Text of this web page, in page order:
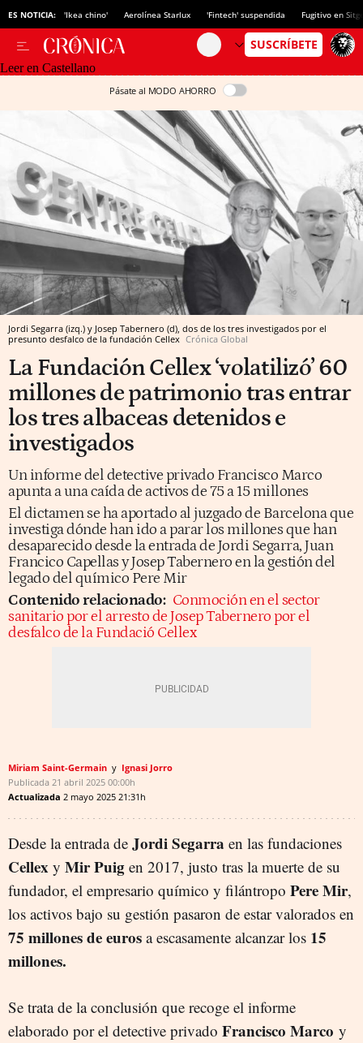
ES NOTICIA: 'Ikea chino' Aerolínea Starlux 'Fintech' suspendida Fugitivo en
Leer en Castellano
Pásate al MODO AHORRO
Jordi Segarra (izq.) y Josep Tabernero (d), dos de los tres investigados por el
presunto desfalco de la fundación Cellex Crónica Global
La Fundación Cellex ‘volatilizó’ 60
millones de patrimonio tras entrar
los tres albaceas detenidos e
investigados
Un informe del detective privado Francisco Marco
apunta a una caída de activos de 75 a 15 millones
El dictamen se ha aportado al juzgado de Barcelona que
investiga dónde han ido a parar los millones que han
desaparecido desde la entrada de Jordi Segarra, Juan
Francico Capellas y Josep Tabernero en la gestión del
legado del químico Pere Mir
Contenido relacionado: Conmoción en el sector
sanitario por el arresto de Josep Tabernero por el
desfalco de la Fundació Cellex
Miriam Saint-Germain
Ignasi Jorro
Publicada 21 abril 2025 00:00h
Actualizada 2 mayo 2025 21:31h
Desde la entrada de Jordi Segarra en las fundaciones
Cellex y Mir Puig en 2017, justo tras la muerte de su
fundador, el empresario químico y filántropo Pere Mir,
los activos bajo su gestión pasaron de estar valorados en
75 millones de euros a escasamente alcanzar los 15
millones.
Se trata de la conclusión que recoge el informe
elaborado por el detective privado Francisco Marco y